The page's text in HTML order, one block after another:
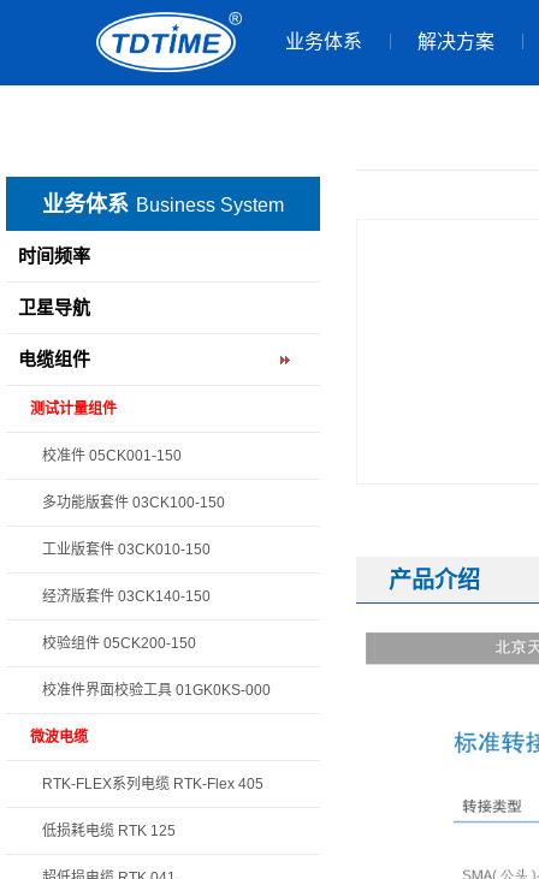
业务体系 解决方案
业务体系 Business System
时间频率
卫星导航
电缆组件
测试计量组件
校准件 05CK001-150
多功能版套件 03CK100-150
工业版套件 03CK010-150
经济版套件 03CK140-150
校验组件 05CK200-150
校准件界面校验工具 01GK0KS-000
微波电缆
RTK-FLEX系列电缆 RTK-Flex 405
低损耗电缆 RTK 125
产品介绍